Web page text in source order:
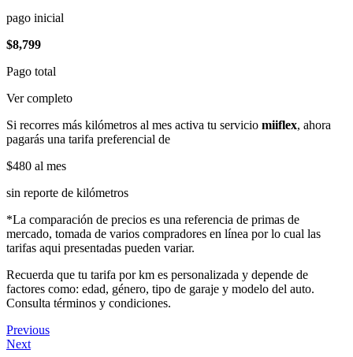
pago inicial
$8,799
Pago total
Ver completo
Si recorres más kilómetros al mes activa tu servicio miiflex, ahora
pagarás una tarifa preferencial de
$480 al mes
sin reporte de kilómetros
*La comparación de precios es una referencia de primas de
mercado, tomada de varios compradores en línea por lo cual las
tarifas aqui presentadas pueden variar.
Recuerda que tu tarifa por km es personalizada y depende de
factores como: edad, género, tipo de garaje y modelo del auto.
Consulta términos y condiciones.
Previous
Next